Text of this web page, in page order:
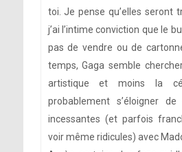
toi. Je pense qu’elles seront
j’ai l’intime conviction que le
pas de vendre ou de
temps, Gaga semble
artistique et moins la
probablement s’éloigner
incessantes (et parfois
voir même ridicules) avec